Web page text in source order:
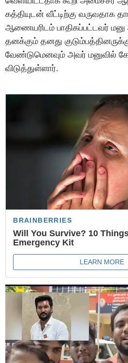
கத்தியுடன் வீட்டிற்கு வருவதாக
ஆணையரிடம் பாதிகப்பட்டவர் மனு
தனக்கும் தனது
வேண்டுமெனவும் அவர் மனுவில்
விடுத்துள்ளார்.